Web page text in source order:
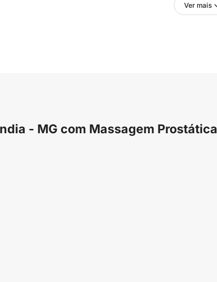
Ver mais
- MG com Massagem Prostática